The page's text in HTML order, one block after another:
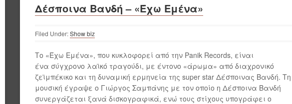
Δέσποινα Βανδή – «Έχω Εμένα»
Filed Under:Show biz
Το «Έχω Εμένα», που κυκλοφορεί από την Panik Records, είναι
ένα σύγχρονο λαϊκό τραγούδι, με έντονο «άρωμα» από διαχρονικό
ζεϊμπέκικο και τη δυναμική ερμηνεία της super star Δέσποινας Βανδή. Τη
μουσική έγραψε ο Γιώργος Σαμπάνης με τον οποίο η Δέσποινα Βανδή
συνεργάζεται ξανά δισκογραφικά, ενώ τους στίχους υπογράφει ο